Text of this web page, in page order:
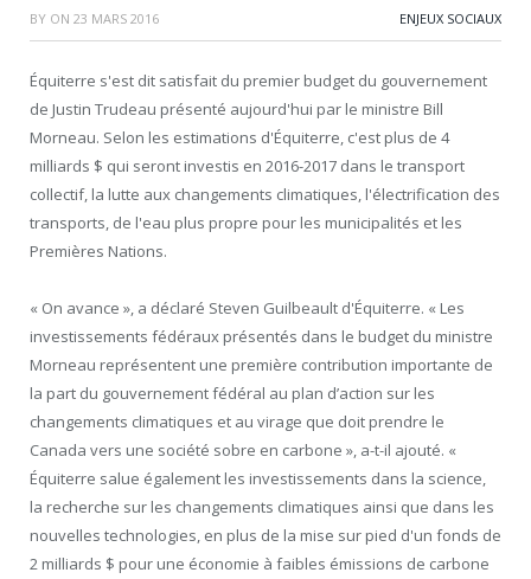
BY ON 23 MARS 2016 ENJEUX SOCIAUX
Équiterre s'est dit satisfait du premier budget du gouvernement
de Justin Trudeau présenté aujourd'hui par le ministre Bill
Morneau. Selon les estimations d'Équiterre, c'est plus de 4
milliards $ qui seront investis en 2016-2017 dans le transport
collectif, la lutte aux changements climatiques, l'électrification des
transports, de l'eau plus propre pour les municipalités et les
Premières Nations.
« On avance », a déclaré Steven Guilbeault d'Équiterre. « Les
investissements fédéraux présentés dans le budget du ministre
Morneau représentent une première contribution importante de
la part du gouvernement fédéral au plan d’action sur les
changements climatiques et au virage que doit prendre le
Canada vers une société sobre en carbone », a-t-il ajouté. «
Équiterre salue également les investissements dans la science,
la recherche sur les changements climatiques ainsi que dans les
nouvelles technologies, en plus de la mise sur pied d'un fonds de
2 milliards $ pour une économie à faibles émissions de carbone